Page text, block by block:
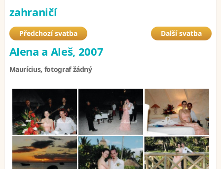
zahraničí
Předchozí svatba Další svatba
Alena a Aleš, 2007
Maurícius, fotograf žádný